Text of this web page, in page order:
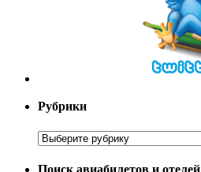
Рубрики
Поиск авиабилетов и отелей